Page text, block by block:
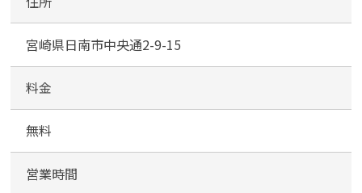
宮崎県日南市中央通2-9-15
料金
無料
営業時間